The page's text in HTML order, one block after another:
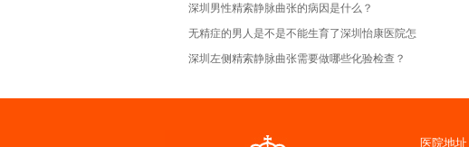
深圳男性精索静脉曲张的病因是什么？
无精症的男人是不是不能生育了深圳怡康医院怎
深圳左侧精索静脉曲张需要做哪些化验检查？
医院地